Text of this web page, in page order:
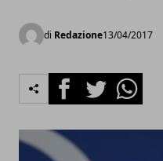
di Redazione13/04/2017
FacebookTwitterWhatsapp